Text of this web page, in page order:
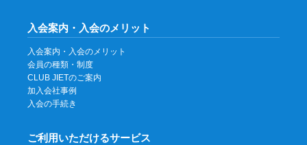
入会案内・入会のメリット
入会案内・入会のメリット
会員の種類・制度
CLUB JIETのご案内
加入会社事例
入会の手続き
ご利用いただけるサービス